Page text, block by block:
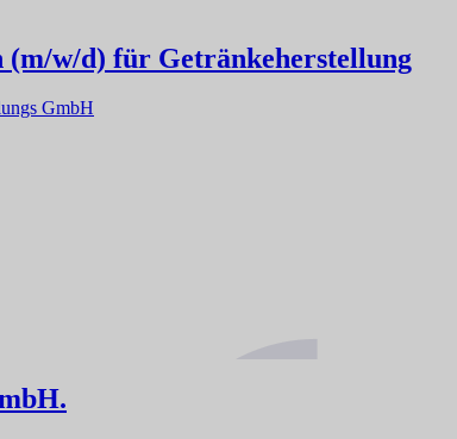
w/d) für Getränkeherstellung
GmbH